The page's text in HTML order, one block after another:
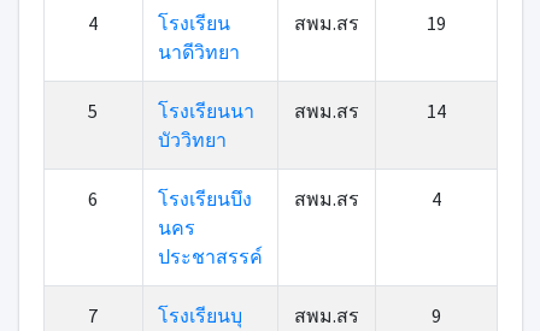
4
โรงเรียน
นาดีวิทยา
สพม.สร 19
5
โรงเรียนนา
บัววิทยา
สพม.สร 14
6
โรงเรียนบึง
นคร
ประชาสรรค์
สพม.สร 4
7
โรงเรียนบุ
สพม.สร 9